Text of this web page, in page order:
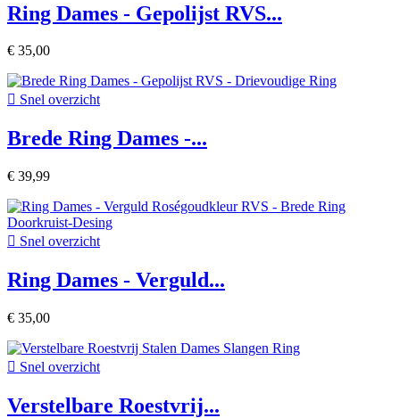
Ring Dames - Gepolijst RVS...
€ 35,00
 Snel overzicht
Brede Ring Dames -...
€ 39,99
 Snel overzicht
Ring Dames - Verguld...
€ 35,00
 Snel overzicht
Verstelbare Roestvrij...